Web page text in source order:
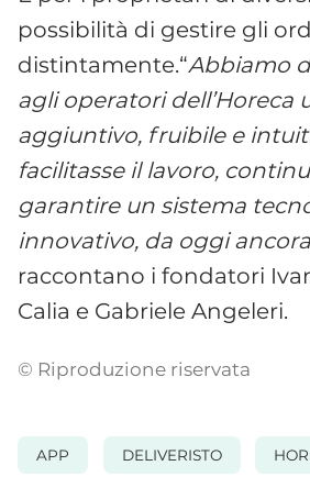
possibilità di gestire gli
distintamente.“Abbiamo
agli operatori dell’Horeca
aggiuntivo, fruibile e
facilitasse il lavoro,
garantire un sistema
innovativo, da oggi
raccontano i fondatori
Calia e Gabriele Angeleri.
© Riproduzione riservata
APP DELIVERISTO